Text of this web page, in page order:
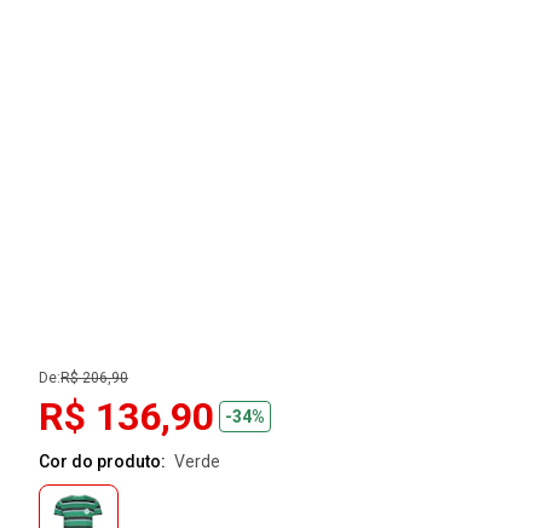
De:R$ 206,90
R$ 136,90 -34%
Cor do produto: verde